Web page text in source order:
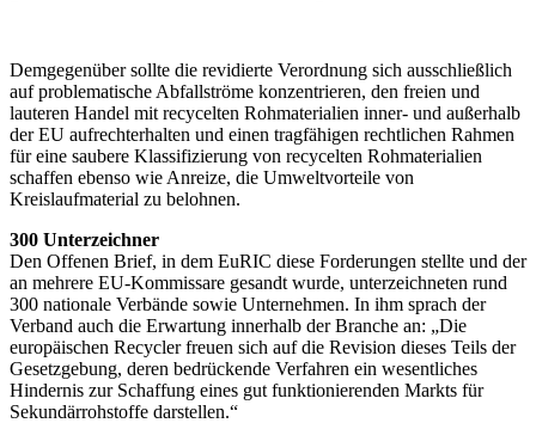
Demgegenüber sollte die revidierte Verordnung sich ausschließlich
auf problematische Abfallströme konzentrieren, den freien und
lauteren Handel mit recycelten Rohmaterialien inner- und außerhalb
der EU aufrechterhalten und einen tragfähigen rechtlichen Rahmen
für eine saubere Klassifizierung von recycelten Rohmaterialien
schaffen ebenso wie Anreize, die Umweltvorteile von
Kreislaufmaterial zu belohnen.
300 Unterzeichner
Den Offenen Brief, in dem EuRIC diese Forderungen stellte und der
an mehrere EU-Kommissare gesandt wurde, unterzeichneten rund
300 nationale Verbände sowie Unternehmen. In ihm sprach der
Verband auch die Erwartung innerhalb der Branche an: „Die
europäischen Recycler freuen sich auf die Revision dieses Teils der
Gesetzgebung, deren bedrückende Verfahren ein wesentliches
Hindernis zur Schaffung eines gut funktionierenden Markts für
Sekundärrohstoffe darstellen.“